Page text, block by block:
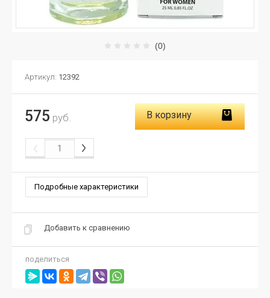
(0)
Артикул: 12392
575 руб. В корзину
Подробные характеристики
Добавить к сравнению
поделиться